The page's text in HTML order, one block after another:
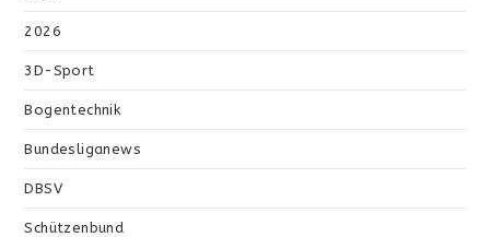
2026
3D-Sport
Bogentechnik
Bundesliganews
DBSV
Schützenbund